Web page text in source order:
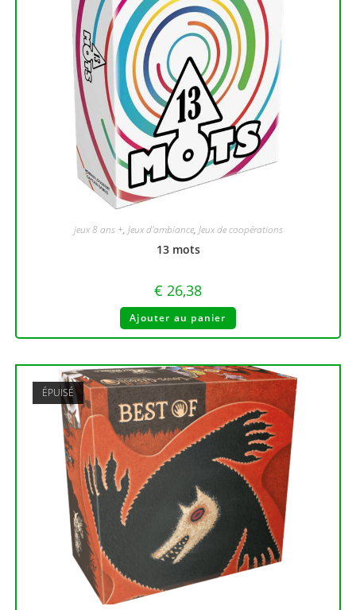
jeux 8 ans +, Jeux d'ambiance, Jeux de coopérations
13 mots
€ 26,38
Ajouter au panier
ÉPUISÉ